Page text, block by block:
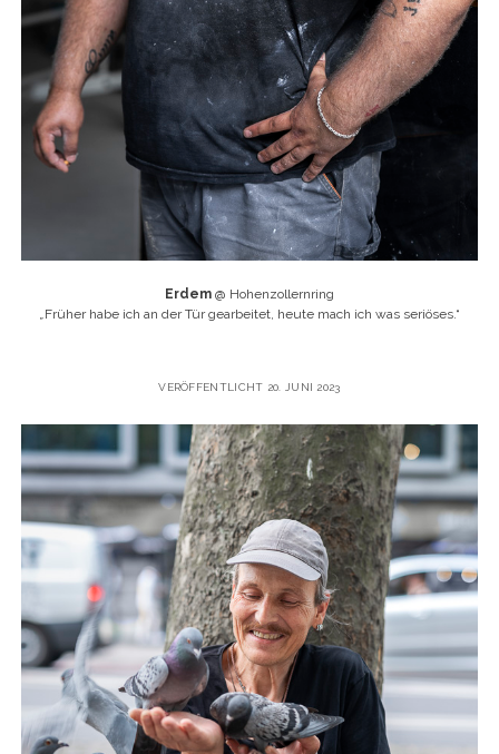
Erdem @ Hohenzollernring
„Früher habe ich an der Tür gearbeitet, heute mach ich was seriöses.“
VERÖFFENTLICHT 20. JUNI 2023